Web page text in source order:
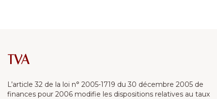
TVA
L’article 32 de la loi n° 2005-1719 du 30 décembre 2005 de
finances pour 2006 modifie les dispositions relatives au taux